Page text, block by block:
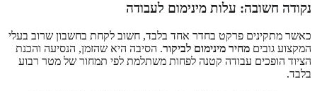
נקודה חשובה: עלות מינימום לעבודה
כאשר מתקינים פרקט בחדר אחד בלבד, חשוב לקחת בחשבון שרוב בעלי
המקצוע גובים מחיר מינימום לביקור. הסיבה היא שהזמן, הנסיעה והכנת
הציוד הופכים עבודה קטנה לפחות משתלמת לפי תמחור של מטר רבוע
בלבד.